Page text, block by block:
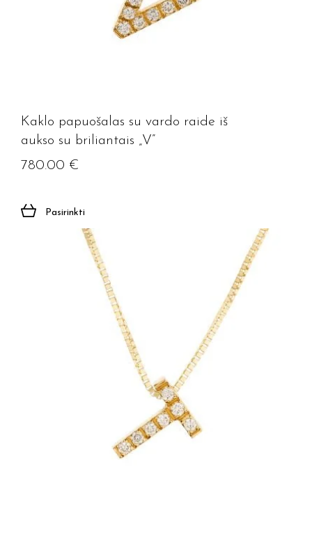
Kaklo papuošalas su vardo raide iš
aukso su briliantais „V”
780.00 €
Pasirinkti